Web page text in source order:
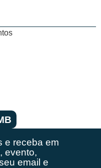
e receba em
evento,
email e